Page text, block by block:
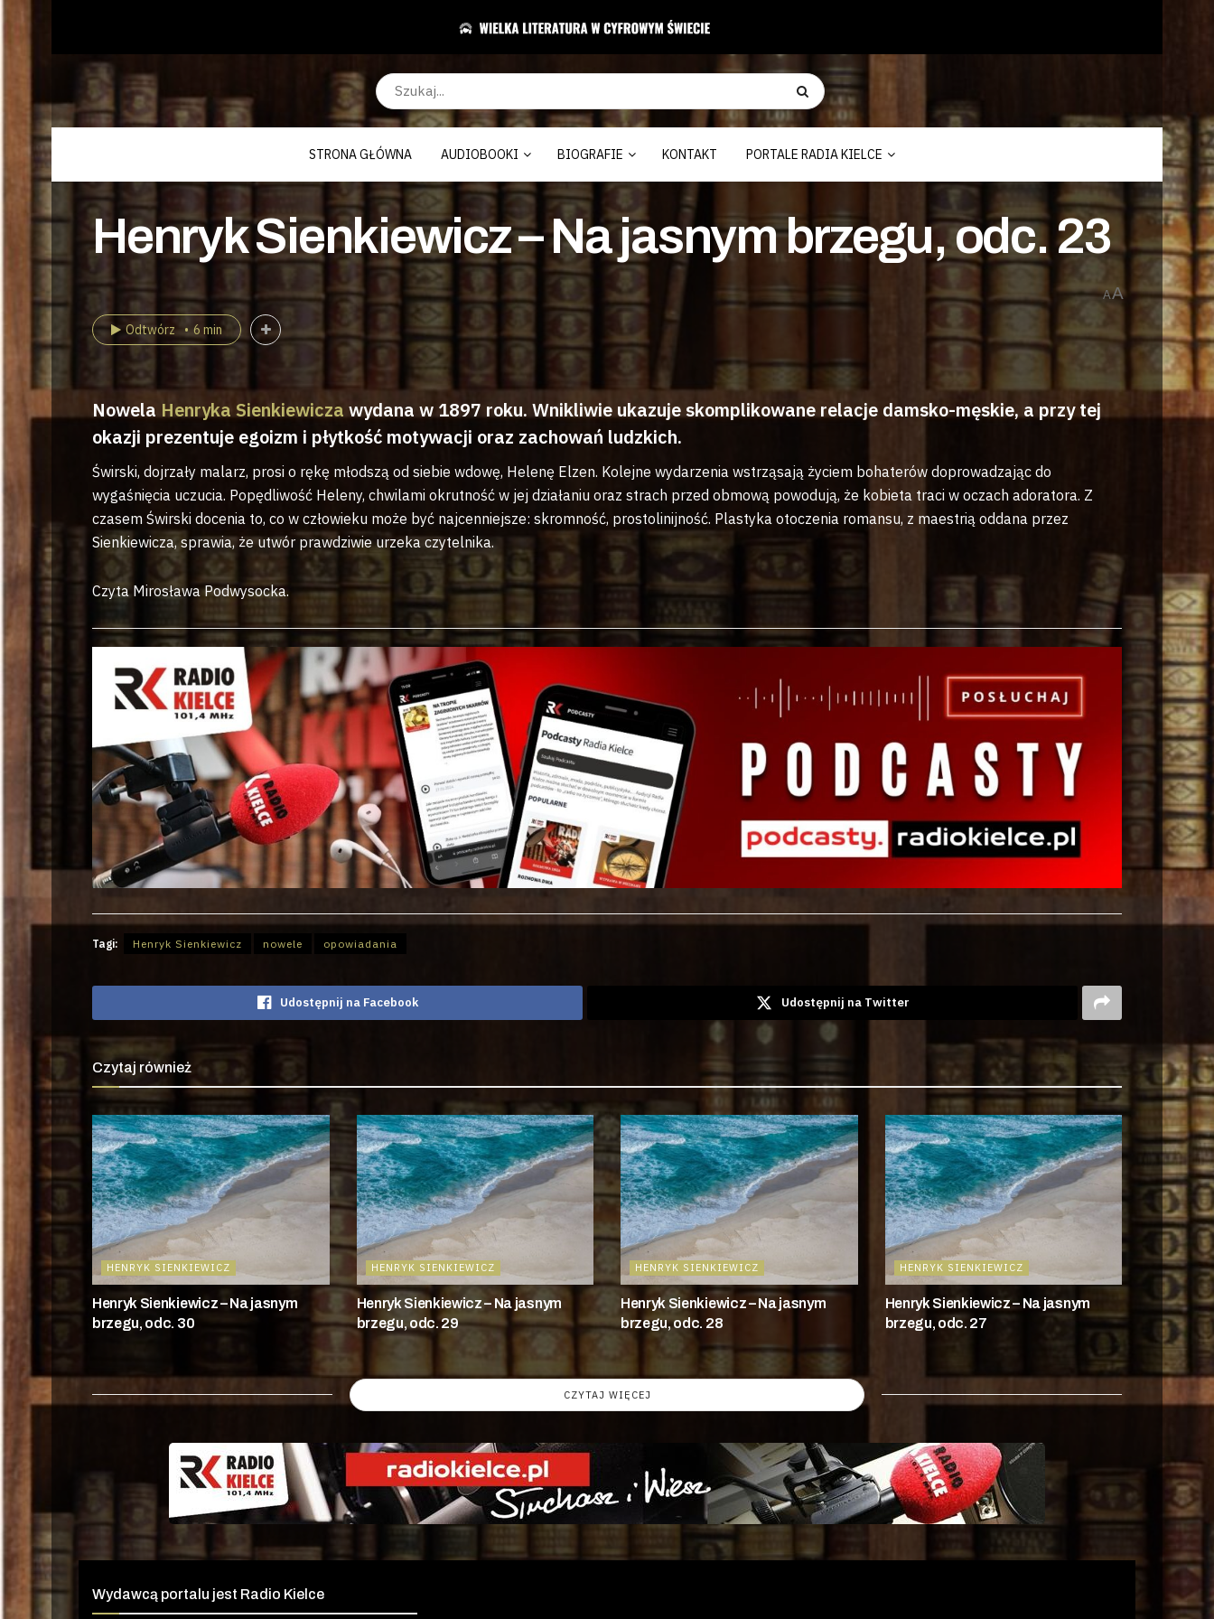
STRONA GŁÓWNA AUDIOBOOKI BIOGRAFIE KONTAKT PORTALE RADIA KIELCE
Henryk Sienkiewicz – Na jasnym brzegu, odc. 23
AA
Odtwórz 6 min
Nowela Henryka Sienkiewicza wydana w 1897 roku. Wnikliwie ukazuje skomplikowane relacje damsko-męskie, a przy tej
okazji prezentuje egoizm i płytkość motywacji oraz zachowań ludzkich.
Świrski, dojrzały malarz, prosi o rękę młodszą od siebie wdowę, Helenę Elzen. Kolejne wydarzenia wstrząsają życiem bohaterów doprowadzając do
wygaśnięcia uczucia. Popędliwość Heleny, chwilami okrutność w jej działaniu oraz strach przed obmową powodują, że kobieta traci w oczach adoratora. Z
czasem Świrski docenia to, co w człowieku może być najcenniejsze: skromność, prostolinijność. Plastyka otoczenia romansu, z maestrią oddana przez
Sienkiewicza, sprawia, że utwór prawdziwie urzeka czytelnika.
Czyta Mirosława Podwysocka.
Tagi: Henryk Sienkiewicz nowele opowiadania
Udostępnij na Facebook Udostępnij na Twitter
Czytaj również
HENRYK SIENKIEWICZ
Henryk Sienkiewicz – Na jasnym
brzegu, odc. 30
HENRYK SIENKIEWICZ
Henryk Sienkiewicz – Na jasnym
brzegu, odc. 29
HENRYK SIENKIEWICZ
Henryk Sienkiewicz – Na jasnym
brzegu, odc. 28
HENRYK SIENKIEWICZ
Henryk Sienkiewicz – Na jasnym
brzegu, odc. 27
CZYTAJ WIĘCEJ
Wydawcą portalu jest Radio Kielce